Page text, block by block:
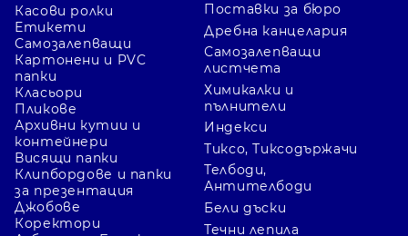
Касови ролки
Етикети
Самозалепващи
Картонени и PVC
папки
Класьори
Пликове
Архивни кутии и
контейнери
Висящи папки
Клипбордове и папки
за презентация
Джобове
Коректори
Поставки за бюро
Дребна канцелария
Самозалепващи
листчета
Химикалки и
пълнители
Индекси
Тиксо, Тиксодържачи
Телбоди,
Антителбоди
Бели дъски
Течни лепила